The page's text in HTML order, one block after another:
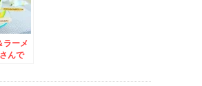
ラーメ
んで